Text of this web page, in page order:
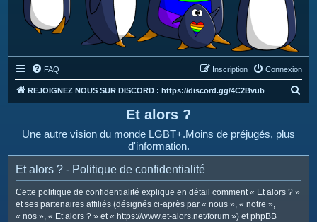
FAQ Connexion
Inscription
REJOIGNEZ NOUS SUR DISCORD : https://discord.gg/4C2Bvub
e
Et alors ?
Une autre vision du monde LGBT+.Moins de préjugés, plus
d'information.
Et alors ? - Politique de confidentialité
Cette politique de confidentialité explique en détail comment « Et alors ? »
et ses partenaires affiliés (désignés ci-après par « nous », « notre »,
« nos », « Et alors ? » et « https://www.et-alors.net/forum ») et phpBB